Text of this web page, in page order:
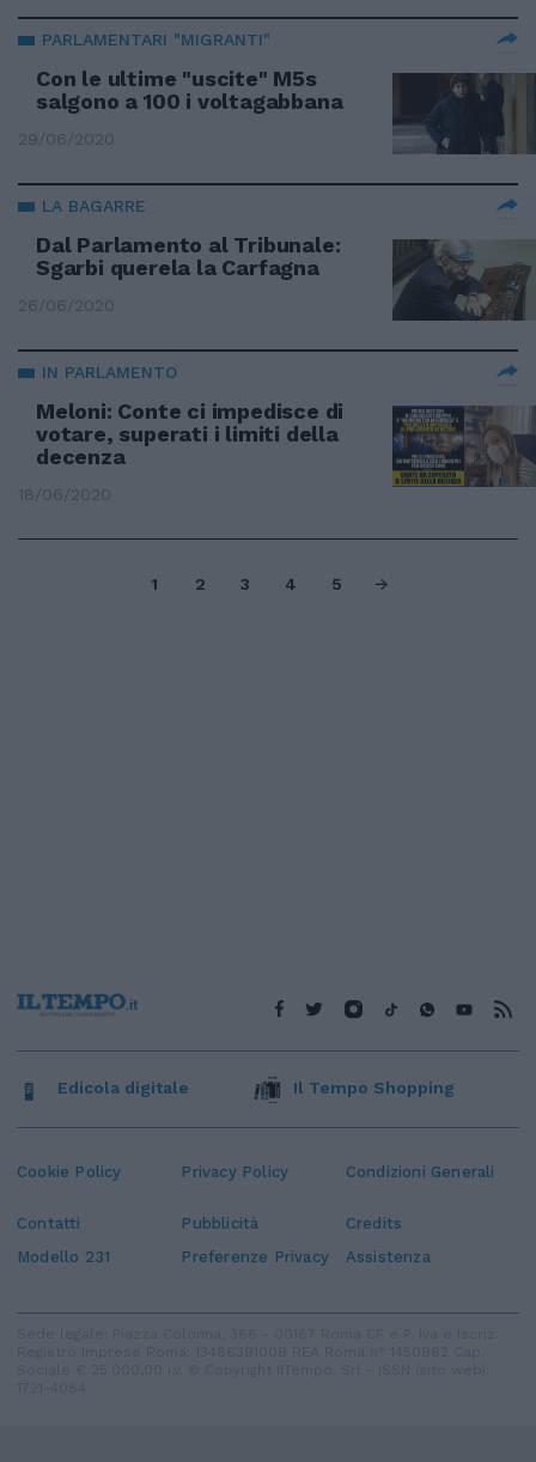
PARLAMENTARI "MIGRANTI"
Con le ultime "uscite" M5s
salgono a 100 i voltagabbana
29/06/2020
LA BAGARRE
Dal Parlamento al Tribunale:
Sgarbi querela la Carfagna
26/06/2020
IN PARLAMENTO
Meloni: Conte ci impedisce di
votare, superati i limiti della
decenza
18/06/2020
1 2 3 4 5
Cookie Policy Privacy Policy Condizioni Generali
Contatti Pubblicità
Credits
Modello 231
Preferenze Privacy Assistenza
Edicola digitale Il Tempo Shopping